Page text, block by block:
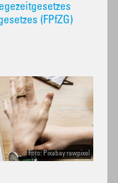
(FPfZG)
Foto: Pixabay rawpixel